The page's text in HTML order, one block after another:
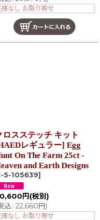
庫なし お取り寄せ
ロスステッチ キット
レギュラー] Egg
On The Farm 25ct -
and Earth Designs
5-105639]
円 (税別)
込: 22,660円)
庫なし お取り寄せ